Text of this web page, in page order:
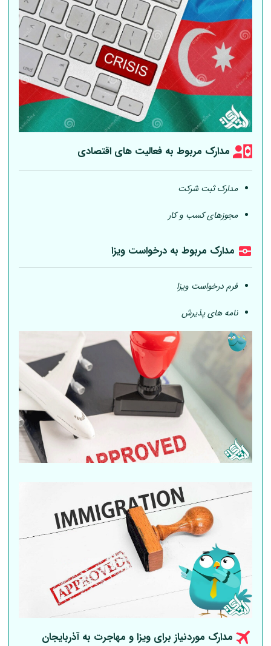
مدارک مربوط به فعالیت های اقتصادی
مدارک ثبت شرکت
مجوزهای کسب و کار
مدارک مربوط به درخواست ویزا
فرم درخواست ویزا
نامه های پذیرش
مدارک موردنیاز برای ویزا و مهاجرت به آذربایجان